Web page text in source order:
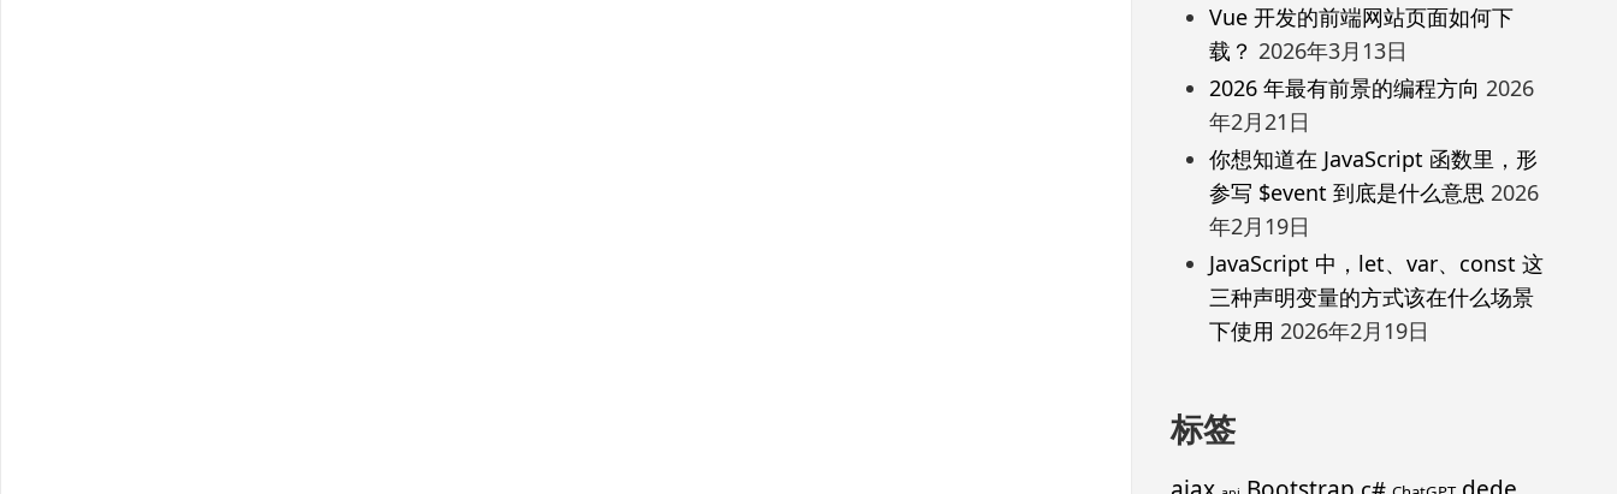
Vue 开发的前端网站页面如何下
载？ 2026年3月13日
2026 年最有前景的编程方向 2026
年2月21日
你想知道在 JavaScript 函数里，形
参写 $event 到底是什么意思 2026
年2月19日
JavaScript 中，let、var、const 这
三种声明变量的方式该在什么场景
下使用 2026年2月19日
标签